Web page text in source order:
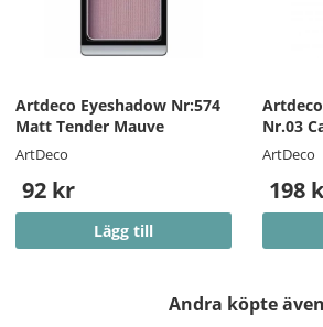
Artdeco Eyeshadow Nr:574
Matt Tender Mauve
ArtDeco
92 kr
Lägg till
Nr.03
ArtDeco
198
Andra köpte även